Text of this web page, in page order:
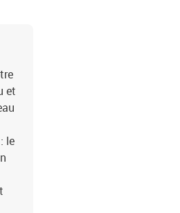
et
le